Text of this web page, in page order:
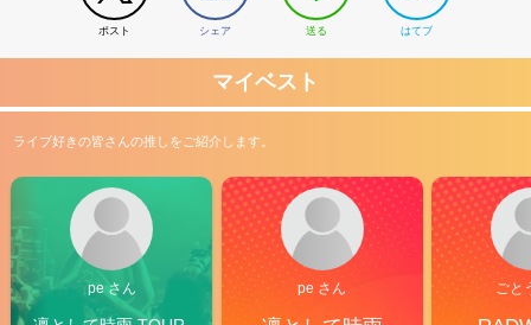
ポスト シェア 送る はてブ
マイベスト
ライブ好きの皆さんの推しをご紹介します。
pe さん pe さん ごと